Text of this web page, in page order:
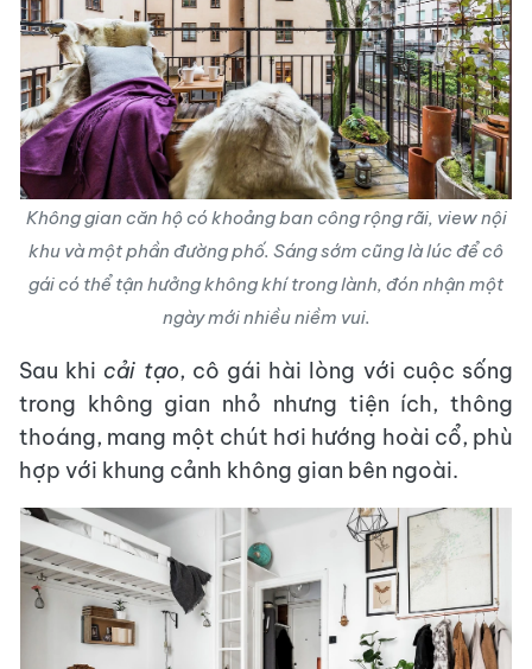
Không gian căn hộ có khoảng ban công rộng rãi, view nội
khu và một phần đường phố. Sáng sớm cũng là lúc để cô
gái có thể tận hưởng không khí trong lành, đón nhận một
ngày mới nhiều niềm vui.
Sau khi cải tạo, cô gái hài lòng với cuộc sống
trong không gian nhỏ nhưng tiện ích, thông
thoáng, mang một chút hơi hướng hoài cổ, phù
hợp với khung cảnh không gian bên ngoài.